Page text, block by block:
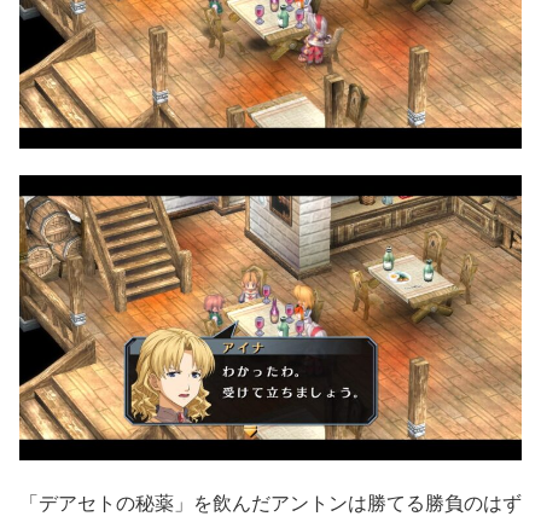
「デアセトの秘薬」を飲んだアントンは勝てる勝負のはず